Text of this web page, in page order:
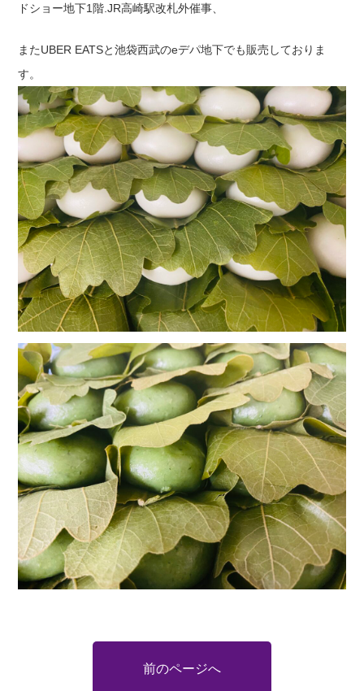
ドショー地下1階.JR高崎駅改札外催事、
またUBER EATSと池袋西武のeデパ地下でも販売しておりま
す。
前のページへ